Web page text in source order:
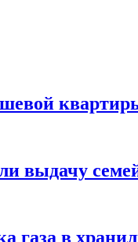
выдачу
газа в